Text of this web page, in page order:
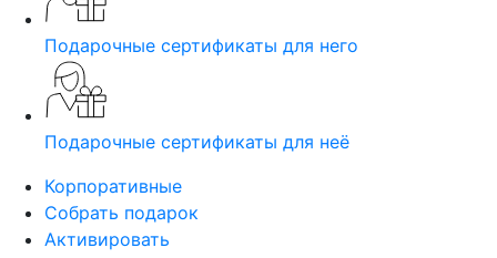
Подарочные сертификаты для него
Подарочные сертификаты для неё
Корпоративные
Собрать подарок
Активировать